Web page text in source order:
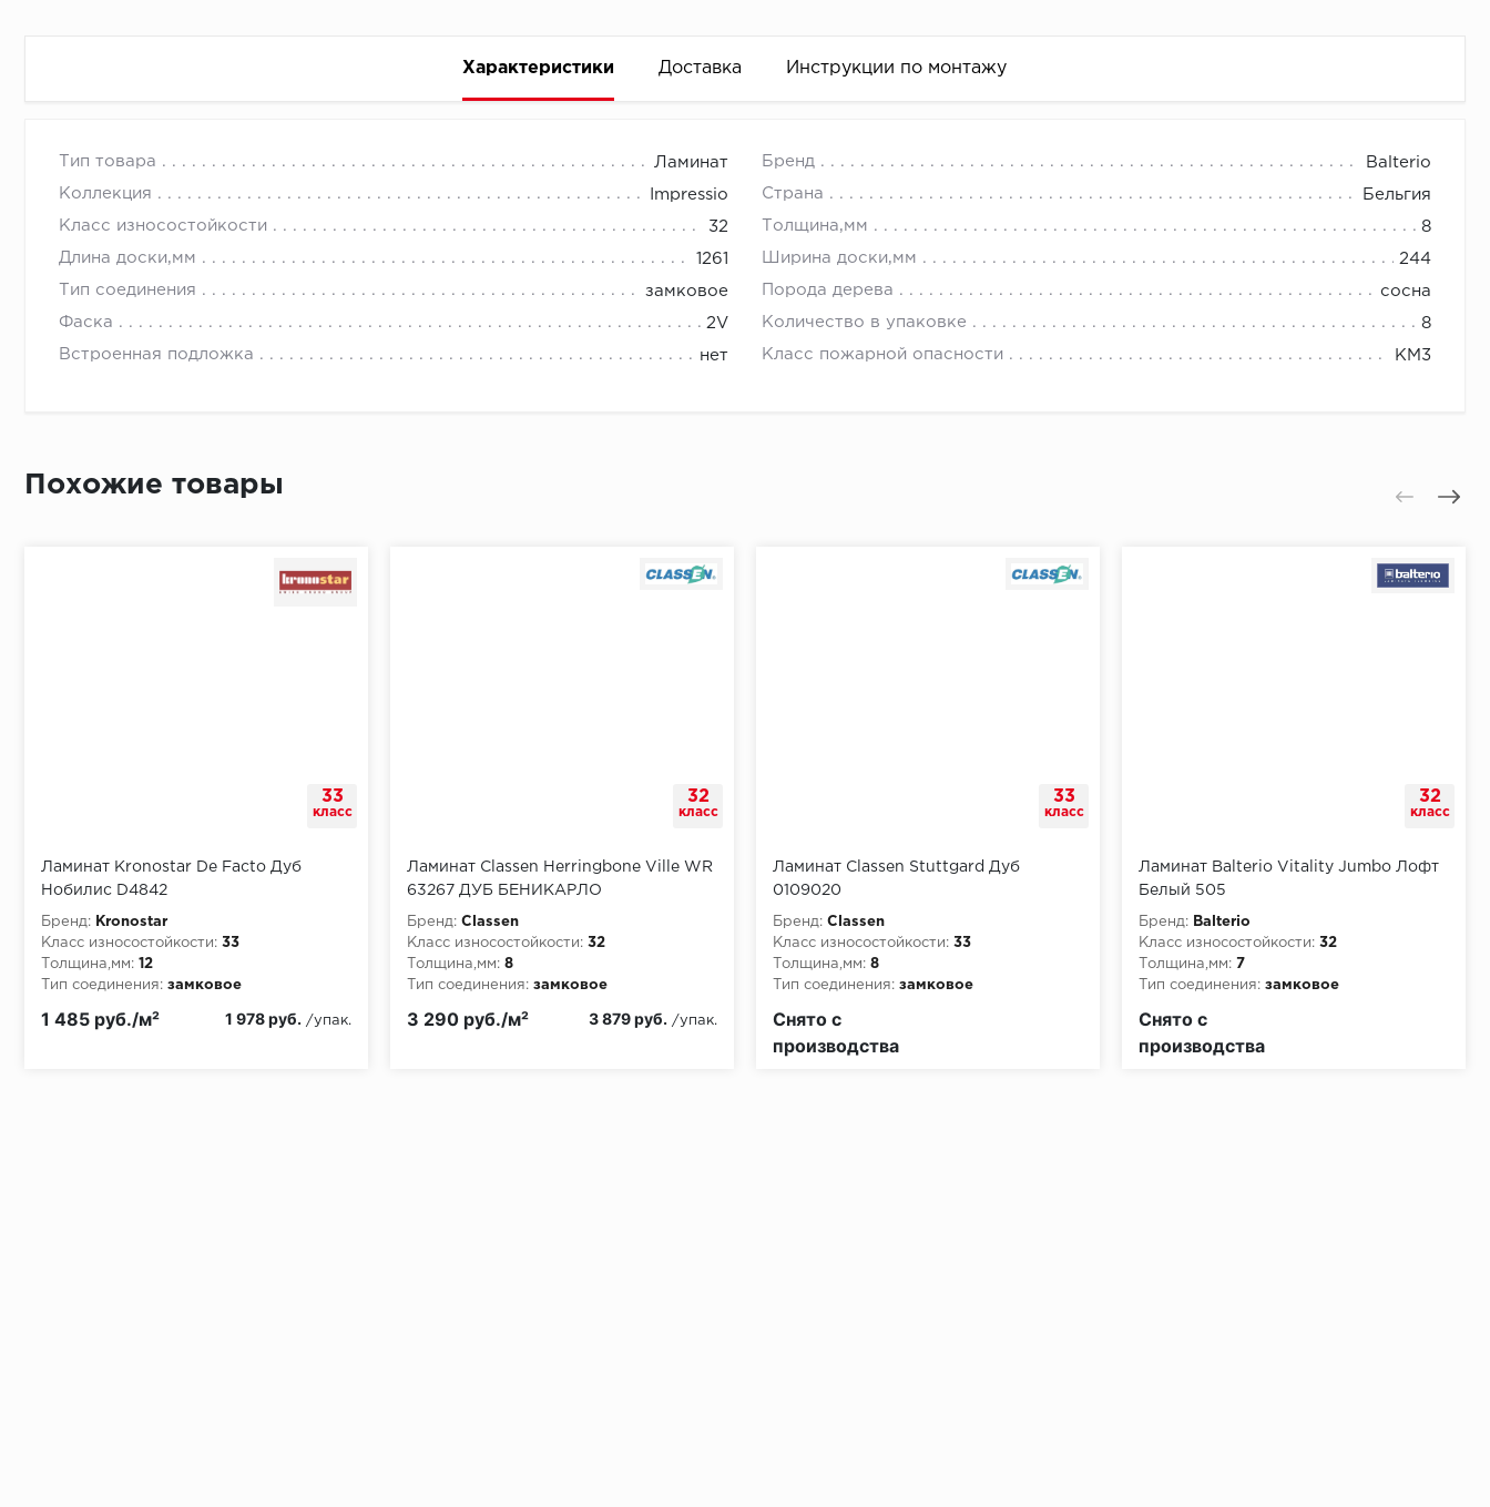
Характеристики Доставка Инструкции по монтажу
Тип товара Ламинат Бренд Balterio
Коллекция Impressio Страна Бельгия
Класс износостойкости 32 Толщина,мм 8
Длина доски,мм 1261 Ширина доски,мм 244
Тип соединения замковое Порода дерева сосна
Фаска 2V Количество в упаковке 8
Встроенная подложка нет Класс пожарной опасности КМ3
Время доставки
Условия доставки
Первый ряд:
Похожие товары
33
класс
Ламинат Kronostar De Facto Дуб
Нобилис D4842
Бренд:
Kronostar
Класс износостойкости: 33
Толщина,мм: 12
Тип соединения: замковое
1 485 руб./м² 1 978 руб. /упак.
32
класс
Ламинат Classen Herringbone Ville WR
63267 ДУБ БЕНИКАРЛО
Бренд: Classen
Класс износостойкости: 32
Толщина,мм: 8
Тип соединения: замковое
3 290 руб./м² 3 879 руб. /упак.
33
класс
Ламинат Classen Stuttgard Дуб
0109020
Бренд: Classen
Класс износостойкости: 33
Толщина,мм: 8
Тип соединения: замковое
Снято с
производства
32
класс
Ламинат Balterio Vitality Jumbo Лофт
Белый 505
Бренд:
Balterio
Класс износостойкости: 32
Толщина,мм: 7
Тип соединения: замковое
Снято с
производства